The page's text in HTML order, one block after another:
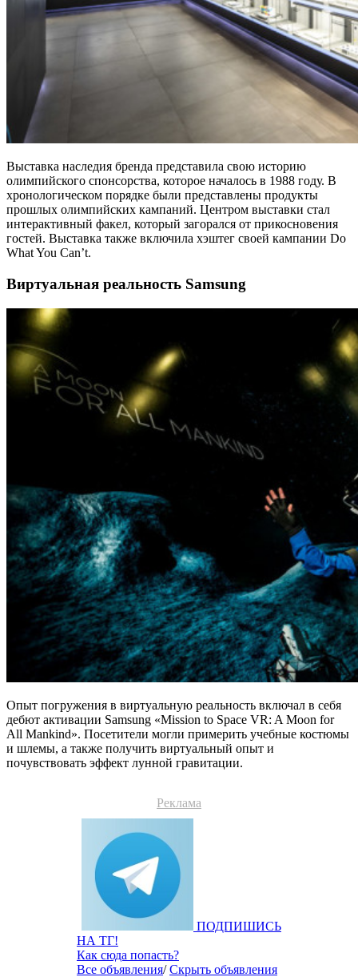
Выставка наследия бренда представила свою историю
олимпийского спонсорства, которое началось в 1988 году. В
хронологическом порядке были представлены продукты
прошлых олимпийских кампаний. Центром выставки стал
интерактивный факел, который загорался от прикосновения
гостей. Выставка также включила хэштег своей кампании Do
What You Can’t.
Виртуальная реальность Samsung
Опыт погружения в виртуальную реальность включал в себя
дебют активации Samsung «Mission to Space VR: A Moon for
All Mankind». Посетители могли примерить учебные костюмы
и шлемы, а также получить виртуальный опыт и
почувствовать эффект лунной гравитации.
Реклама
ПОДПИШИСЬ
НА ТГ!
Как сюда попасть?
Все объявления/Скрыть объявления